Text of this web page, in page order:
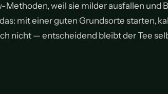
Methoden, weil sie milder ausfallen und
mit einer guten Grundsorte starten,
nicht — entscheidend bleibt der Tee